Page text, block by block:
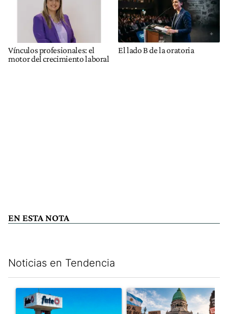
Vínculos profesionales: el
motor del crecimiento laboral
El lado B de la oratoria
EN ESTA NOTA
Noticias en Tendencia
Un artículo de tendencia con el título "Récord histórico de
Un artículo de tendencia con